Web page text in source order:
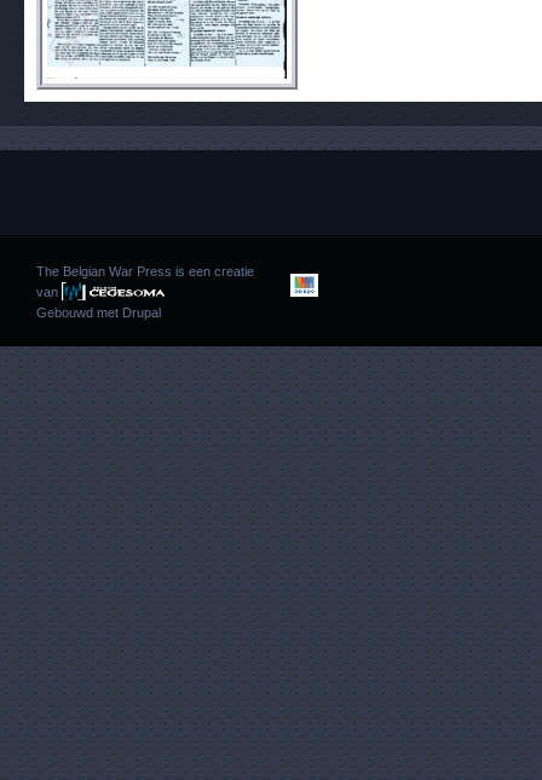
The Belgian War Press is een creatie
van
Gebouwd met Drupal